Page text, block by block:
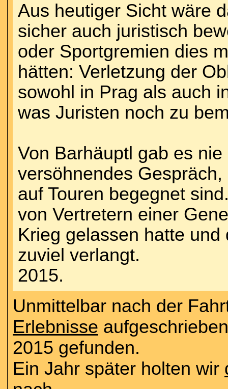
Aus heutiger Sicht wäre
sicher auch juristisch
oder Sportgremien dies
hätten: Verletzung der
sowohl in Prag als auch
was Juristen noch zu
Von Barhäuptl gab es
versöhnendes
auf Touren begegnet
von Vertretern einer
Krieg gelassen hatte
zuviel verlangt.
2015.
Unmittelbar nach der
Erlebnisse
2015 gefunden.
Ein Jahr später holten wir